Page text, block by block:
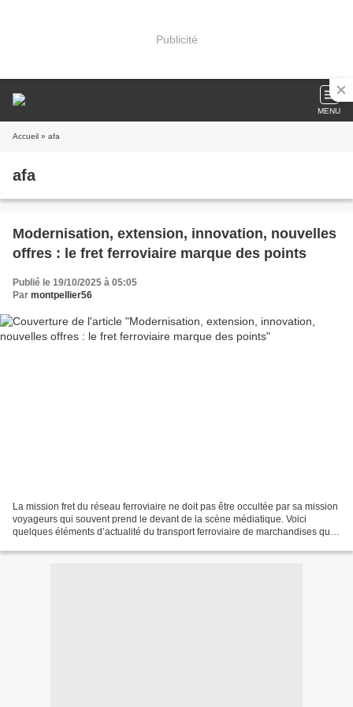
Publicité
MENU
Accueil » afa
afa
Modernisation, extension, innovation, nouvelles
offres : le fret ferroviaire marque des points
Publié le 19/10/2025 à 05:05
Par montpellier56
La mission fret du réseau ferroviaire ne doit pas être occultée par sa mission
voyageurs qui souvent prend le devant de la scène médiatique. Voici
quelques éléments d’actualité du transport ferroviaire de marchandises qui